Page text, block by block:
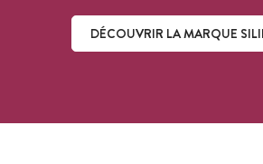
DÉCOUVRIR LA MARQUE